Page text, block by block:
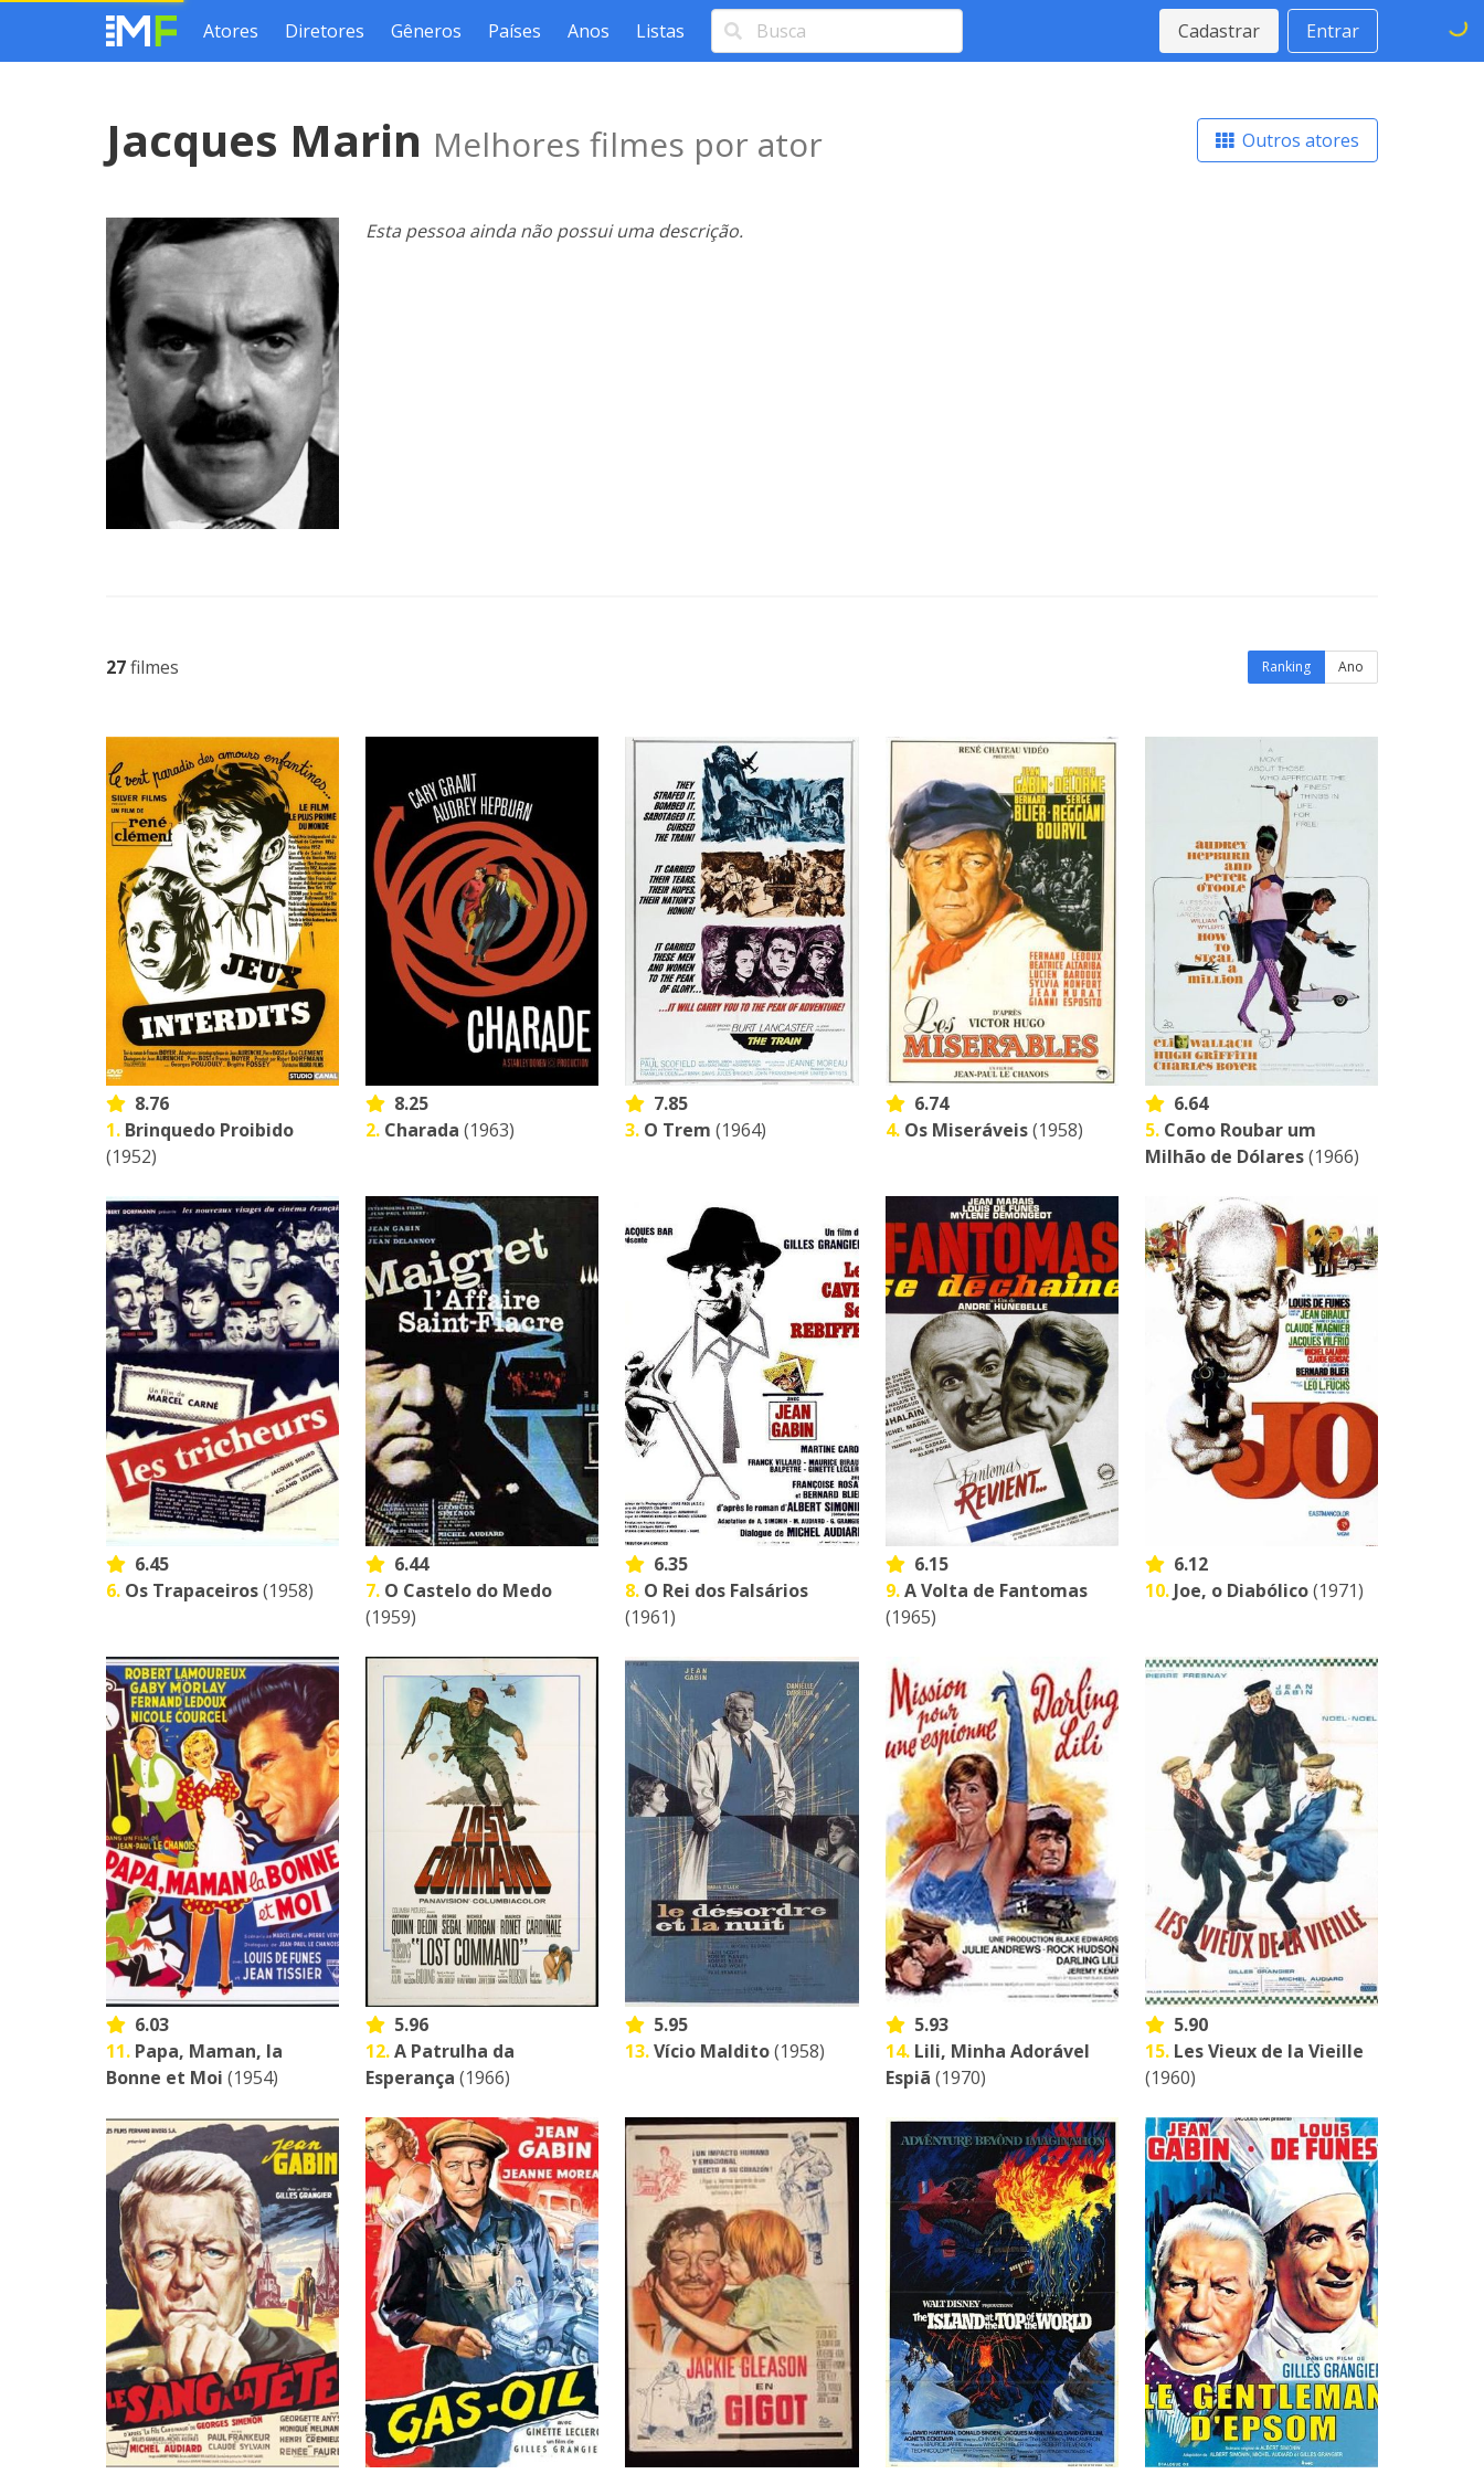
Atores Diretores Gêneros Países Anos Listas Cadastrar Entrar
Jacques Marin Melhores filmes por ator Outros atores
Esta pessoa ainda não possui uma descrição.
27filmes Ranking Ano
8.76
1. Brinquedo Proibido
(1952)
8.25
2. Charada (1963)
7.85
3. O Trem (1964)
6.74
4. Os Miseráveis(1958)
6.64
5. Como Roubar um
Milhão de Dólares(1966)
6.45
6. Os Trapaceiros(1958)
6.44
7. O Castelo do Medo
(1959)
6.35
8. O Rei dos Falsários
(1961)
6.15
9. A Volta de Fantomas
(1965)
6.12
10. Joe, o Diabólico(1971)
6.03
11. Papa, Maman, la
Bonne et Moi (1954)
5.96
12.A Patrulha da
Esperança (1966)
5.95
13.Vício Maldito(1958)
5.93
14. Lili, Minha Adorável
Espiã (1970)
5.90
15. Les Vieux de la Vieille
(1960)